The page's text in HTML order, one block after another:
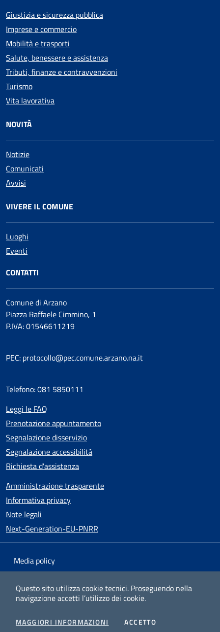
Questo sito utilizza cookie tecnici. Proseguendo nella
navigazione accetti l’utilizzo dei cookie.
MAGGIORI INFORMAZIONI ACCETTO
Giustizia e sicurezza pubblica
Imprese e commercio
Mobilità e trasporti
Salute, benessere e assistenza
Tributi, finanze e contravvenzioni
Turismo
Vita lavorativa
NOVITÀ
Notizie
Comunicati
Avvisi
VIVERE IL COMUNE
Luoghi
Eventi
CONTATTI
Comune di Arzano
Piazza Raffaele Cimmino, 1
P.IVA: 01546611219
PEC: protocollo@pec.comune.arzano.na.it
Telefono: 081 5850111
Leggi le FAQ
Prenotazione appuntamento
Segnalazione disservizio
Segnalazione accessibilità
Richiesta d'assistenza
Amministrazione trasparente
Informativa privacy
Note legali
Next-Generation-EU-PNRR
Media policy
Dichiarazione di accessibilità
v1.0.25